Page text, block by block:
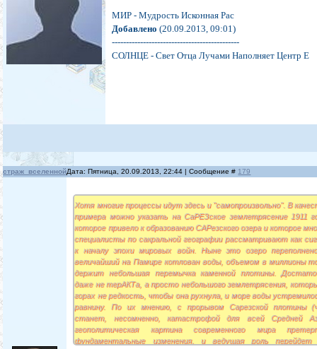
МИР - Мудрость Исконная Рас
Добавлено (20.09.2013, 09:01)
---------------------------------------------
СОЛНЦЕ - Свет Отца Лучами Наполняет Центр Е
страж_вселеннойДата: Пятница, 20.09.2013, 22:44 | Сообщение # 179
Хотя многие процессы идут здесь и "самопроизвольно". В
примера можно указать на СаРЕЗское землетрясение 1911
которое привело к образованию САРезского озера и которое
специалисты по сакральной географии рассматривают как
к началу эпохи мировых войн. Ныне это озеро
величайший на Памире котлован воды, объемом в миллионы
держит небольшая перемычка каменной плотины.
даже не терАКТа, а просто небольшого землетрясения,
горах не редкость, чтобы она рухнула, и море воды
равнину. По их мнению, с прорывом Сарезской плотины
станет, несомненно, катастрофой для всей Средней
геополитическая картина современного мира
фундаментальные изменения, и ведущая роль